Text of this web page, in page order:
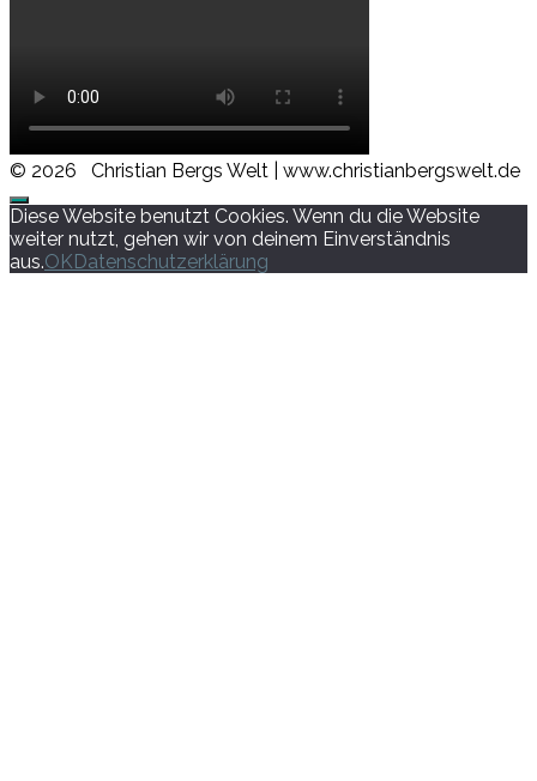
© 2026
Christian Bergs Welt | www.christianbergswelt.de
Diese Website benutzt Cookies. Wenn du die Website
weiter nutzt, gehen wir von deinem Einverständnis
aus.OKDatenschutzerklärung